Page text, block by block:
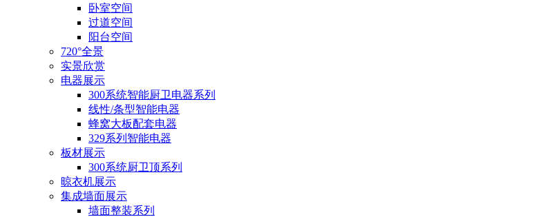
卧室空间
过道空间
阳台空间
720°全景
实景欣赏
电器展示
300系统智能厨卫电器系列
线性/条型智能电器
蜂窝大板配套电器
329系列智能电器
板材展示
300系统厨卫顶系列
晾衣机展示
集成墙面展示
墙面整装系列